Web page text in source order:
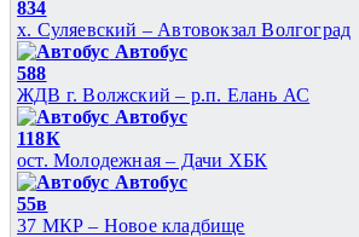
834
х. Суляевский – Автовокзал Волгоград
Автобус
588
ЖДВ г. Волжский – р.п. Елань АС
Автобус
118К
ост. Молодежная – Дачи ХБК
Автобус
55в
37 МКР – Новое кладбище